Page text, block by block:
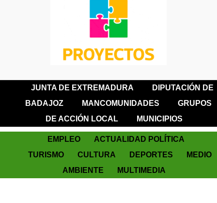
JUNTA DE EXTREMADURA
DIPUTACIÓN DE
BADAJOZ
MANCOMUNIDADES
GRUPOS
DE ACCIÓN LOCAL
MUNICIPIOS
EMPLEO
ACTUALIDAD POLÍTICA
TURISMO
CULTURA DEPORTES
MEDIO
AMBIENTE
MULTIMEDIA